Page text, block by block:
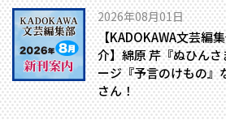
2026年08月01日
【KADOKAWA文芸編
介】綿原 芹『ぬひん
ージ『予言のけもの』
さん！